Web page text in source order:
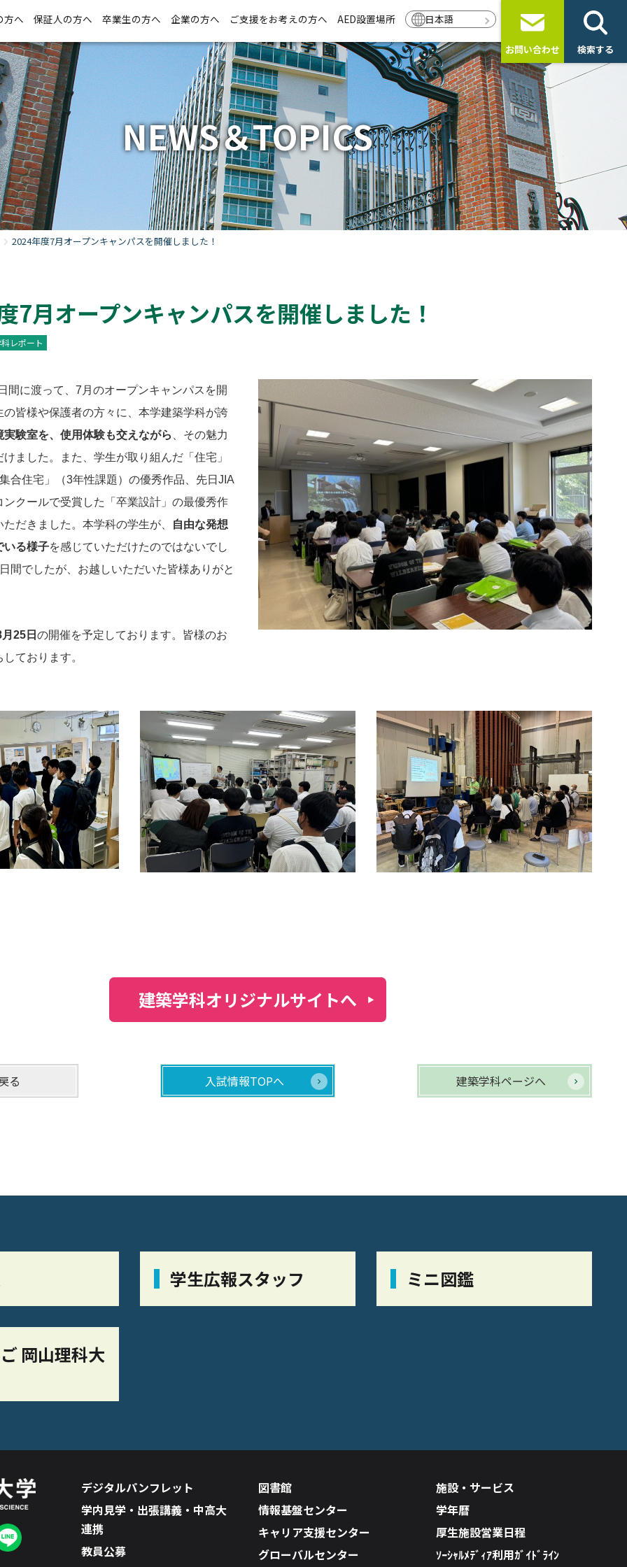
方へ 保証人の方へ 卒業生の方へ 企業の方へ ご支援をお考えの方へ AED設置場所 日本語
お問い合わせ 検索する
NEWS＆TOPICS
2024年度7月オープンキャンパスを開催しました！
7月オープンキャンパスを開催しました！
レポート
に渡って、7月のオープンキャンパスを開
皆様や保護者の方々に、本学建築学科が誇
験室を、使用体験も交えながら
、その魅力
ました。また、学生が取り組んだ「住宅」
合住宅」（3年性課題）の優秀作品、先日JIA
ンクールで受賞した「卒業設計」の最優秀作
だきました。本学科の学生が、
自由な発想
いる様子を感じていただけたのではないでし
間でしたが、お越しいただいた皆様ありがと
25日 の開催を予定しております。皆様のお
ております。
建築学科オリジナルサイトへ
建築学科ページへ
入試情報TOPへ
る
学生広報スタッフ ミニ図鑑
岡山理科大
デジタルパンフレット
学内見学・出張講義・中高大
連携
教員公募
図書館
情報基盤センター
キャリア支援センター
グローバルセンター
施設・サービス
学年暦
厚生施設営業日程
ｿｰｼｬﾙﾒﾃﾞｨｱ利用ｶﾞｲﾄﾞﾗｲﾝ